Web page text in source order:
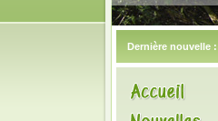
Dernière nouvelle :